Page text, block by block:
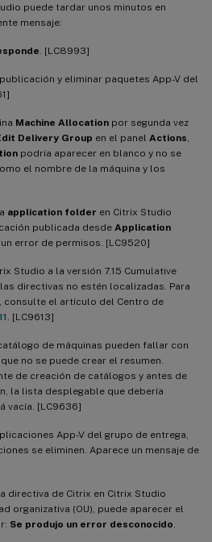
puede tardar unos minutos en
mensaje:
. [LC8993]
y eliminar paquetes App-V del
Machine Allocation por segunda vez
Delivery Group en el panel Actions
podría aparecer en blanco y no se
el nombre de la máquina y los
application folder en Citrix Studio
publicada desde Application
error de permisos. [LC9520]
Studio a la versión 7.15 Cumulative
directivas no estén localizadas. Para
consulte el artículo del Centro de
. [LC9613]
de máquinas pueden fallar con
no se puede crear el resumen.
de creación de catálogos y antes de
la lista desplegable que debería
vacía. [LC9636]
App-V del grupo de entrega,
se eliminen. Aparece un mensaje de
directiva de Citrix en Citrix Studio
organizativa (OU), puede aparecer el
Se produjo un error desconocido